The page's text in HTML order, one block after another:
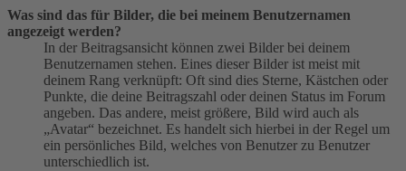
Was sind das für Bilder, die bei meinem Benutzernamen
angezeigt werden?
In der Beitragsansicht können zwei Bilder bei deinem
Benutzernamen stehen. Eines dieser Bilder ist meist mit
deinem Rang verknüpft: Oft sind dies Sterne, Kästchen oder
Punkte, die deine Beitragszahl oder deinen Status im Forum
angeben. Das andere, meist größere, Bild wird auch als
„Avatar“ bezeichnet. Es handelt sich hierbei in der Regel um
ein persönliches Bild, welches von Benutzer zu Benutzer
unterschiedlich ist.